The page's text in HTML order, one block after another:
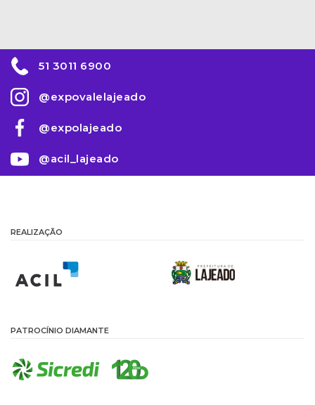
51 3011 6900
@expovalelajeado
@expolajeado
@acil_lajeado
REALIZAÇÃO
PATROCÍNIO DIAMANTE